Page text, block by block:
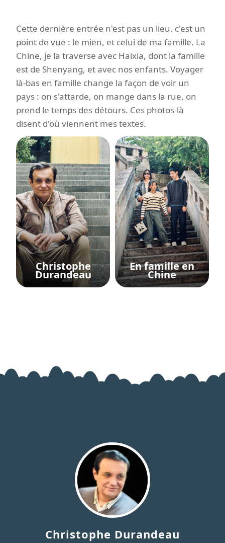
Cette dernière entrée n'est pas un lieu, c'est un
point de vue : le mien, et celui de ma famille. La
Chine, je la traverse avec Haixia, dont la famille
est de Shenyang, et avec nos enfants. Voyager
là-bas en famille change la façon de voir un
pays : on s'attarde, on mange dans la rue, on
prend le temps des détours. Ces photos-là
disent d'où viennent mes textes.
Christophe
Durandeau
En famille en
Chine
Christophe Durandeau